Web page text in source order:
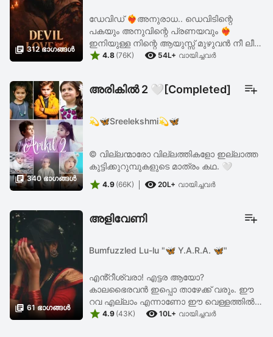
 312 ഭാഗങ്ങള്‍
ഡേവിഡ് ❤️‍🔥അനുരാധ.. ഡെവിടിന്റെ
പകയും അനുവിന്റെ പ്രണയവും ❤️‍🔥
ഇനിയുള്ള നിന്റെ ആയുസ്സ് മുഴുവൻ നീ ലീന
മോളെ ശുശ്രുക്ഷിക്കണം... അവളുടെ ഓരോ
 4.8 (76K)  54L+ വായിച്ചവര്‍
 340 ഭാഗങ്ങള്‍
അരികിൽ 2 🤍[Completed]
💫🦋Sreelekshmi💫🦋
© വില്ലന്മാരോ വില്ലത്തികളോ ഇല്ലാത്ത
കുട്ടിക്കുറുമ്പുകളുടെ മാത്രം കഥ. 🤍
 4.9 (66K)  20L+ വായിച്ചവര്‍
 61 ഭാഗങ്ങള്‍
അളിവേണി
Bumfuzzled Lu-lu "🦋 Y.A.R.A. 🦋"
എൻ്റീശ്വരാ! എട്ടര ആയോ?
കാലഭൈരവൻ ഇപ്പൊ താഴേക്ക് വരും. ഈ
റവ എല്ലാം എന്നാണോ ഈ വെള്ളത്തിൽ
നിന്നും കരകയറാൻ പോവുന്നത്? ദോശ
 4.9 (43K)  10L+ വായിച്ചവര്‍